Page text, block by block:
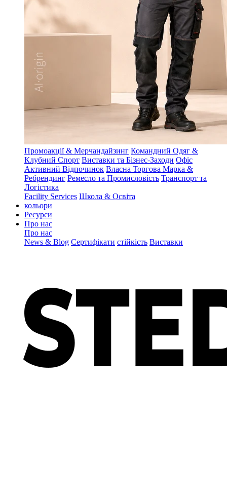
Промоакції & Мерчандайзинг Командний Одяг &
Клубний Спорт Виставки та Бізнес-Заходи Офіс
Активний Відпочинок Власна Торгова Марка &
Ребрендинг Ремесло та Промисловість Транспорт та
Логістика
Facility Services Школа & Освіта
кольори
Ресурси
Про нас
Про нас
News & Blog Сертифікати стійкість Виставки